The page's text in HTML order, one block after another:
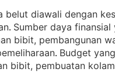
belut diawali dengan
. Sumber daya
bibit, pembangunan
. Budget
bibit, pembuatan